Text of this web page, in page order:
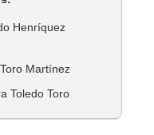
Henríquez
Martínez
Toledo Toro